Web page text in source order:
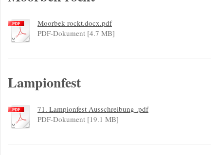
Moorbek rockt.docx.pdf
PDF-Dokument [4.7 MB]
Lampionfest
71. Lampionfest Ausschreibung .pdf
PDF-Dokument [19.1 MB]